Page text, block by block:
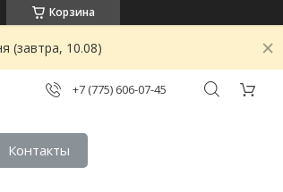
Корзина
(завтра, 10.08)
+7 (775) 606-07-45
Контакты